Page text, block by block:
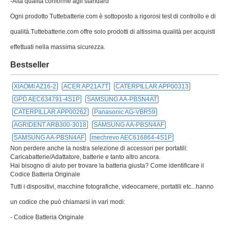
Ogni prodotto Tuttebatterie.com è sottoposto a rigorosi test di controllo e di
qualità.Tuttebatterie.com offre solo prodotti di altissima qualità per acquisti
effettuati nella massima sicurezza.
Bestseller
XIAOMI AZ16-2 ACER AP21A7T
CATERPILLAR APP00313
GPD AEC634791-4S1P
SAMSUNG AA-PBSN4AT
CATERPILLAR APP00262
Panasonic AG-VBR59
AGRIDENT ARB300-3018
SAMSUNG AA-PBSN4AF
SAMSUNG AA-PBSN4AF
mechrevo AEC616864-4S1P
Non perdere anche la nostra selezione di accessori per portatili:
Caricabatterie/Adattatore, batterie e tanto altro ancora.
Hai bisogno di aiuto per trovare la batteria giusta? Come identificare il
Codice Batteria Originale
Tutti i dispositivi, macchine fotografiche, videocamere, portatili etc...hanno
un codice che può chiamarsi in vari modi:
- Codice Batteria Originale